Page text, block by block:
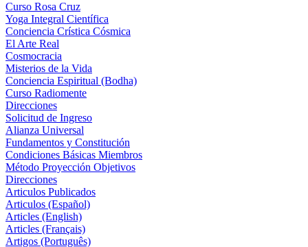
Curso Rosa Cruz
Yoga Integral Científica
Conciencia Crística Cósmica
El Arte Real
Cosmocracia
Misterios de la Vida
Conciencia Espiritual (Bodha)
Curso Radiomente
Direcciones
Solicitud de Ingreso
Alianza Universal
Fundamentos y Constitución
Condiciones Básicas Miembros
Método Proyección Objetivos
Direcciones
Articulos Publicados
Articulos (Español)
Articles (English)
Articles (Français)
Artigos (Português)